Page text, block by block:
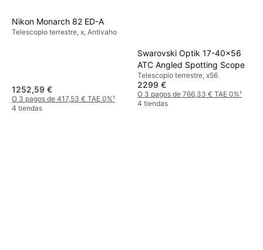
Nikon Monarch 82 ED-A
Telescopio terrestre, x, Antivaho
1252,59 €
O 3 pagos de 417,53 € TAE 0%¹
4 tiendas
Swarovski Optik 17-40x56
ATC Angled Spotting Scope
Telescopio terrestre, x56
2299 €
O 3 pagos de 766,33 € TAE 0%¹
4 tiendas